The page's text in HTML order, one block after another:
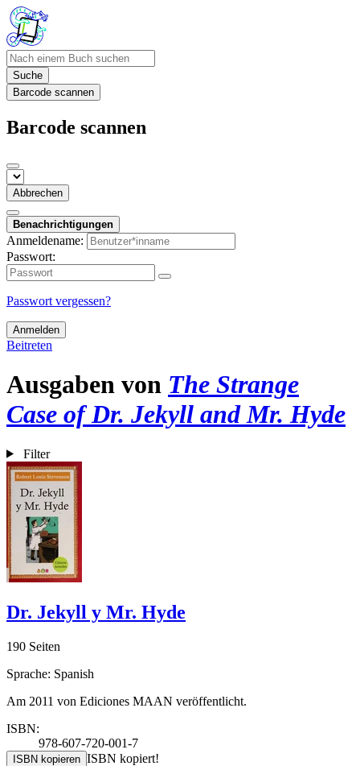
Suche
Barcode scannen
Barcode scannen
Abbrechen
Benachrichtigungen
Anmeldename:
Passwort:
Passwort vergessen?
Anmelden
Beitreten
Ausgaben von The Strange
Case of Dr. Jekyll and Mr. Hyde
Filter
Dr. Jekyll y Mr. Hyde
190 Seiten
Sprache: Spanish
Am 2011 von Ediciones MAAN veröffentlicht.
ISBN:
978-607-720-001-7
ISBN kopieren ISBN kopiert!